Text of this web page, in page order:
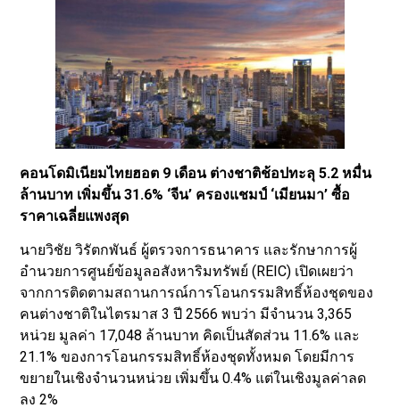
คอนโดมิเนียมไทยฮอต 9 เดือน ต่างชาติช้อปทะลุ 5.2 หมื่น
ล้านบาท เพิ่มขึ้น 31.6% ‘จีน’ ครองแชมป์ ‘เมียนมา’ ซื้อ
ราคาเฉลี่ยแพงสุด
นายวิชัย วิรัตกพันธ์ ผู้ตรวจการธนาคาร และรักษาการผู้
อำนวยการศูนย์ข้อมูลอสังหาริมทรัพย์ (REIC) เปิดเผยว่า
จากการติดตามสถานการณ์การโอนกรรมสิทธิ์ห้องชุดของ
คนต่างชาติในไตรมาส 3 ปี 2566 พบว่า มีจำนวน 3,365
หน่วย มูลค่า 17,048 ล้านบาท คิดเป็นสัดส่วน 11.6% และ
21.1% ของการโอนกรรมสิทธิ์ห้องชุดทั้งหมด โดยมีการ
ขยายในเชิงจำนวนหน่วย เพิ่มขึ้น 0.4% แต่ในเชิงมูลค่าลด
ลง 2%